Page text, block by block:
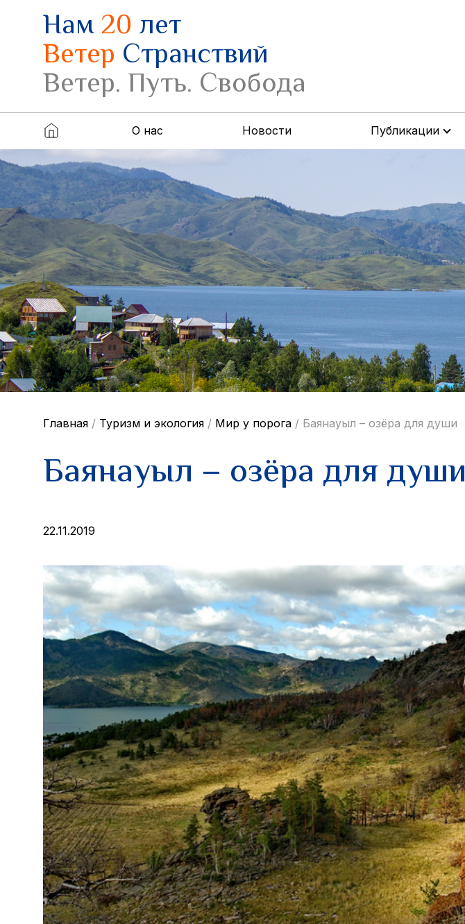
Нам20лет
Ветер Странствий
Ветер. Путь. Свобода
О нас Новости Публикации
Главная / Туризм и экология / Мир у порога / Баянауыл – озёра для души
Баянауыл – озёра для души
22.11.2019